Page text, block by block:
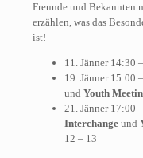
Freunde und Bekannten
erzählen, was das
ist!
11. Jänner 14:30
19. Jänner 15:00
und Youth
21. Jänner 17:00
Interchange und
12 – 13